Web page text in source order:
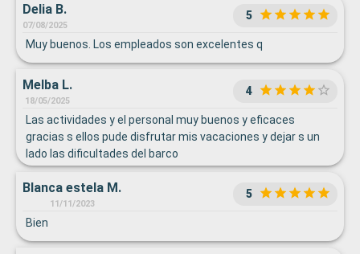
Delia B.
07/08/2025
5
Muy buenos. Los empleados son excelentes q
Melba L.
18/05/2025
4
Las actividades y el personal muy buenos y eficaces
gracias s ellos pude disfrutar mis vacaciones y dejar s un
lado las dificultades del barco
Blanca estela M.
11/11/2023
5
Bien